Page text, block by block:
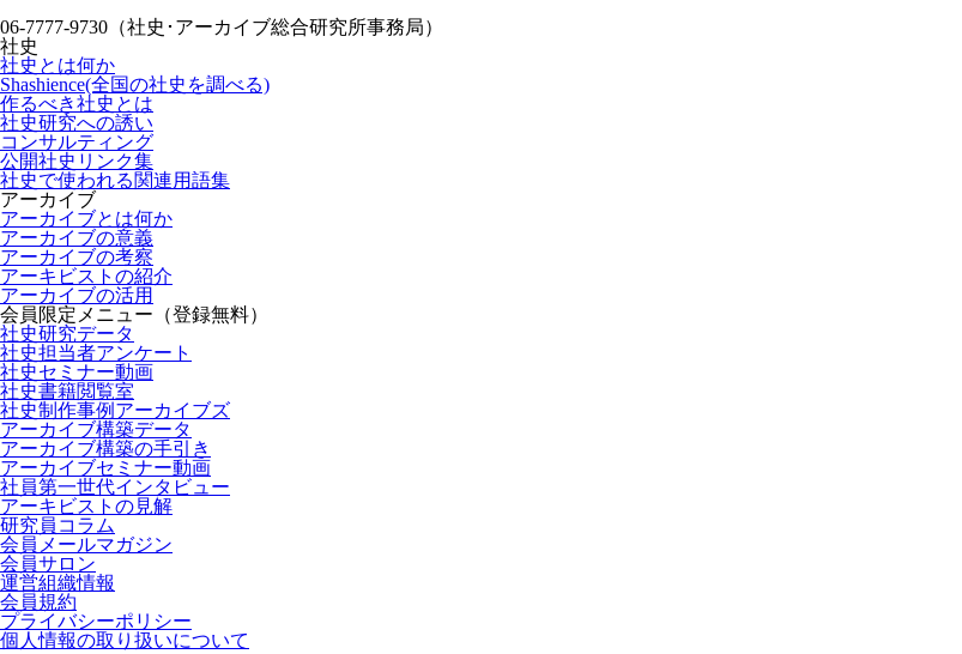
06-7777-9730（社史･アーカイブ総合研究所事務局）
社史
社史とは何か
Shashience(全国の社史を調べる)
作るべき社史とは
社史研究への誘い
コンサルティング
公開社史リンク集
社史で使われる関連用語集
アーカイブ
アーカイブとは何か
アーカイブの意義
アーカイブの考察
アーキビストの紹介
アーカイブの活用
会員限定メニュー（登録無料）
社史研究データ
社史担当者アンケート
社史セミナー動画
社史書籍閲覧室
社史制作事例アーカイブズ
アーカイブ構築データ
アーカイブ構築の手引き
アーカイブセミナー動画
社員第一世代インタビュー
アーキビストの見解
研究員コラム
会員メールマガジン
会員サロン
運営組織情報
会員規約
プライバシーポリシー
個人情報の取り扱いについて